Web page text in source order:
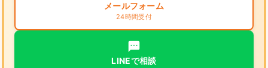
メールフォーム
24時間受付
LINEで相談